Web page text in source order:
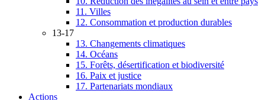
11. Villes
12. Consommation et production durables
13-17
13. Changements climatiques
14. Océans
15. Forêts, désertification et biodiversité
16. Paix et justice
17. Partenariats mondiaux
Actions